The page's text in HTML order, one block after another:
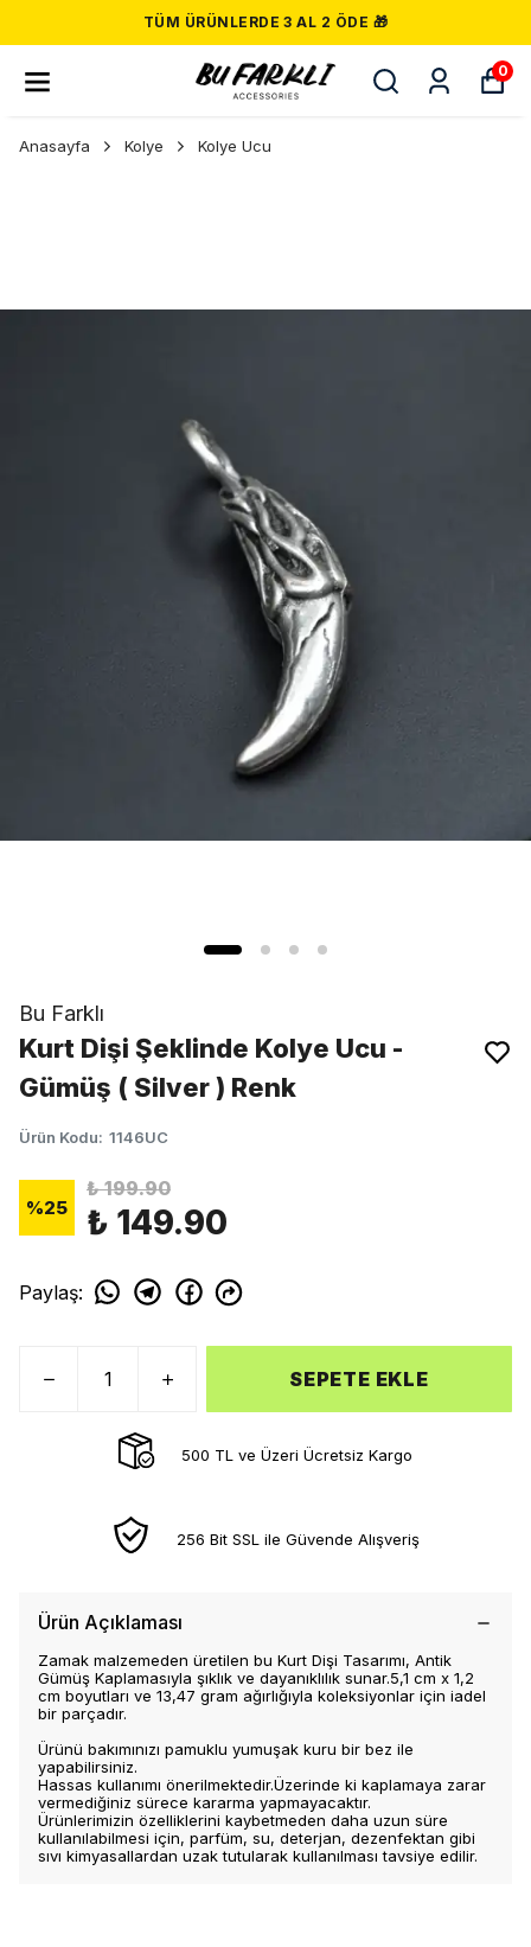
TÜM ÜRÜNLERDE 3 AL 2 ÖDE 🎁
0
Anasayfa Kolye Kolye Ucu
Bu Farklı
Kurt Dişi Şeklinde Kolye Ucu -
Gümüş ( Silver ) Renk
Ürün Kodu: 1146UC
%25
₺ 199.90
₺ 149.90
Paylaş:
SEPETE EKLE
500 TL ve Üzeri Ücretsiz Kargo
256 Bit SSL ile Güvende Alışveriş
Ürün Açıklaması
Zamak malzemeden üretilen bu Kurt Dişi Tasarımı, Antik
Gümüş Kaplamasıyla şıklık ve dayanıklılık sunar.5,1 cm x 1,2
cm boyutları ve 13,47 gram ağırlığıyla koleksiyonlar için iadel
bir parçadır.
Ürünü bakımınızı pamuklu yumuşak kuru bir bez ile
yapabilirsiniz.
Hassas kullanımı önerilmektedir.Üzerinde ki kaplamaya zarar
vermediğiniz sürece kararma yapmayacaktır.
Ürünlerimizin özelliklerini kaybetmeden daha uzun süre
kullanılabilmesi için, parfüm, su, deterjan, dezenfektan gibi
sıvı kimyasallardan uzak tutularak kullanılması tavsiye edilir.